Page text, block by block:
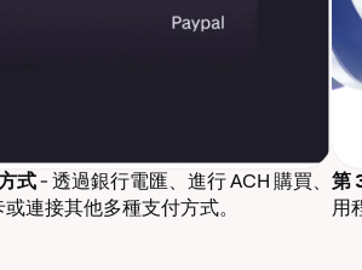
式- 透過銀行電匯、進行 ACH 購買、
連接其他多種支付方式。
第
用